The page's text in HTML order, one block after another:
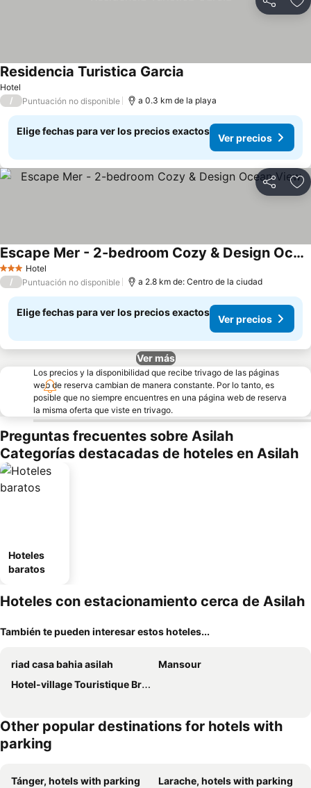
Compartir
Hotel
Residencia Turistica Garcia
/ Puntuación no disponible a 0.3 km de la playa
Elige fechas para ver los precios exactos
Ver precios
Compartir
3 Estrellas
Hotel
Escape Mer - 2-bedroom Cozy & Design Ocean View
/ Puntuación no disponible a 2.8 km de: Centro de la ciudad
Elige fechas para ver los precios exactos
Ver precios
Ver más
Los precios y la disponibilidad que recibe trivago de las páginas
web de reserva cambian de manera constante. Por lo tanto, es
posible que no siempre encuentres en una página web de reserva
la misma oferta que viste en trivago.
Preguntas frecuentes sobre Asilah
Categorías destacadas de hoteles en Asilah
Hoteles
baratos
Hoteles con estacionamiento cerca de Asilah
También te pueden interesar estos hoteles...
riad casa bahia asilah
Mansour
Hotel-village Touristique Briech
Other popular destinations for hotels with
parking
Tánger, hotels with parking Larache, hotels with parking